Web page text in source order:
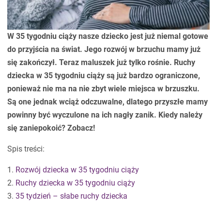
W 35 tygodniu ciąży nasze dziecko jest już niemal gotowe
do przyjścia na świat. Jego rozwój w brzuchu mamy już
się zakończył. Teraz maluszek już tylko rośnie. Ruchy
dziecka w 35 tygodniu ciąży są już bardzo ograniczone,
ponieważ nie ma na nie zbyt wiele miejsca w brzuszku.
Są one jednak wciąż odczuwalne, dlatego przyszłe mamy
powinny być wyczulone na ich nagły zanik. Kiedy należy
się zaniepokoić? Zobacz!
Spis treści:
1. Rozwój dziecka w 35 tygodniu ciąży
2. Ruchy dziecka w 35 tygodniu ciąży
3. 35 tydzień – słabe ruchy dziecka